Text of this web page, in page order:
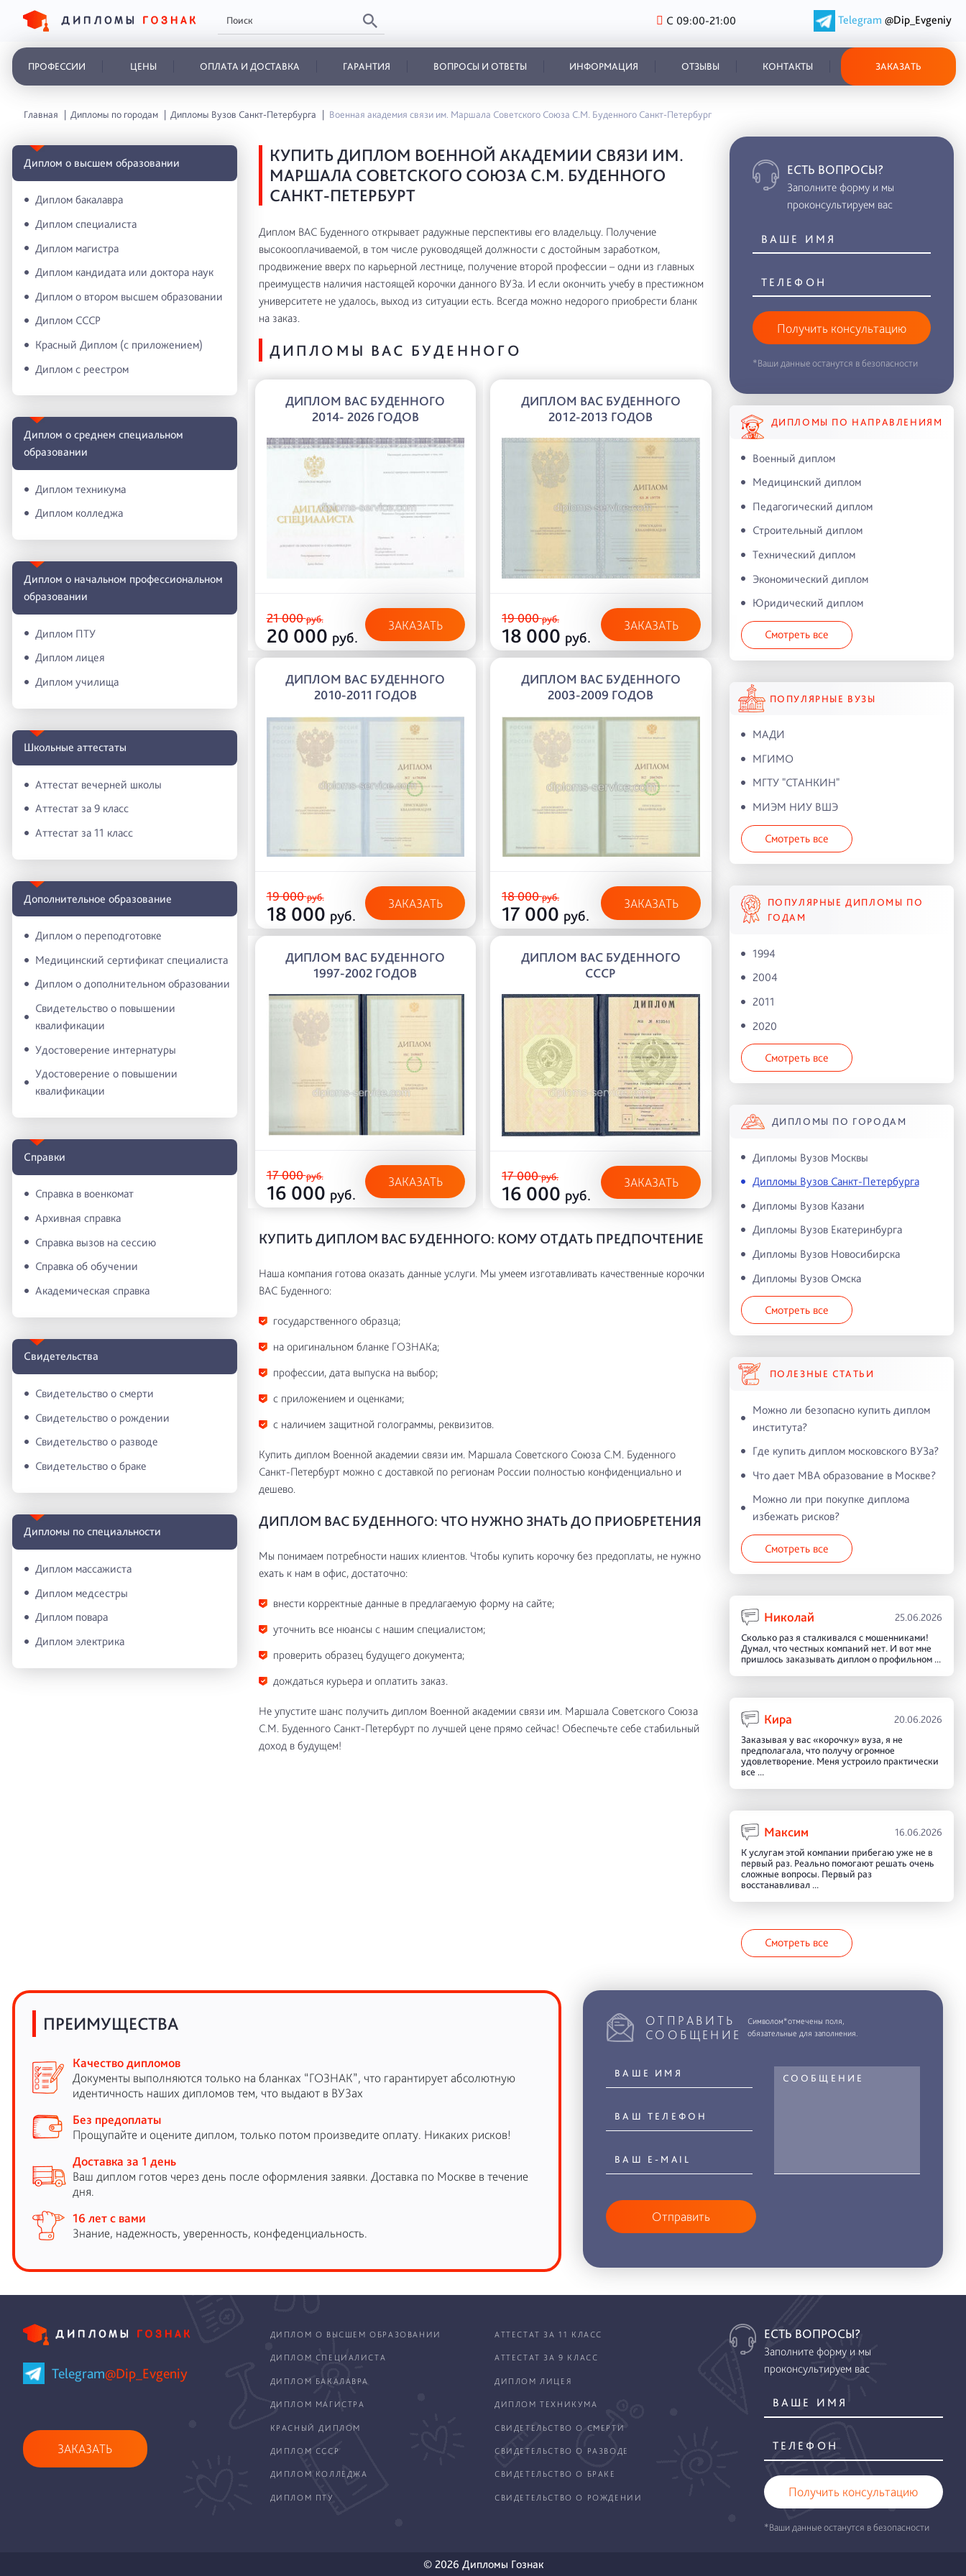
С 09:00-21:00 Telegram @Dip_Evgeniy
ПРОФЕССИИ ЦЕНЫ ОПЛАТА И ДОСТАВКА ГАРАНТИЯ ВОПРОСЫ И ОТВЕТЫ ИНФОРМАЦИЯ ОТЗЫВЫ КОНТАКТЫ ЗАКАЗАТЬ
Главная Дипломы по городам Дипломы Вузов Санкт-Петербурга Военная академия связи им. Маршала Советского Союза С.М. Буденного Санкт-Петербург
Диплом о высшем образовании
Диплом бакалавра
Диплом специалиста
Диплом магистра
Диплом кандидата или доктора наук
Диплом о втором высшем образовании
Диплом СССР
Красный Диплом (с приложением)
Диплом с реестром
Диплом о среднем специальном
образовании
Диплом техникума
Диплом колледжа
Диплом о начальном профессиональном
oбразовании
Диплом ПТУ
Диплом лицея
Диплом училища
Школьные аттестаты
Аттестат вечерней школы
Аттестат за 9 класс
Аттестат за 11 класс
Дополнительное образование
Диплом о переподготовке
Медицинский сертификат специалиста
Диплом о дополнительном образовании
Свидетельство о повышении
квалификации
Удостоверение интернатуры
Удостоверение о повышении
квалификации
Справки
Справка в военкомат
Архивная справка
Справка вызов на сессию
Справка об обучении
Академическая справка
Свидетельства
Свидетельство о смерти
Свидетельство о рождении
Свидетельство о разводе
Свидетельство о браке
Дипломы по специальности
Диплом массажиста
Диплом медсестры
Диплом повара
Диплом электрика
КУПИТЬ ДИПЛОМ ВОЕННОЙ АКАДЕМИИ СВЯЗИ ИМ.
МАРШАЛА СОВЕТСКОГО СОЮЗА С.М. БУДЕННОГО
САНКТ-ПЕТЕРБУРТ
Диплом ВАС Буденного открывает радужные перспективы его владельцу. Получение
высокооплачиваемой, в том числе руководящей должности с достойным заработком,
продвижение вверх по карьерной лестнице, получение второй профессии – одни из главных
преимуществ наличия настоящей корочки данного ВУЗа. И если окончить учебу в престижном
университете не удалось, выход из ситуации есть. Всегда можно недорого приобрести бланк
на заказ.
ДИПЛОМЫ ВАС БУДЕННОГО
ДИПЛОМ ВАС БУДЕННОГО
2014- 2026 ГОДОВ
21 000руб.
20 000 руб.
ЗАКАЗАТЬ
ДИПЛОМ ВАС БУДЕННОГО
2012-2013 ГОДОВ
19 000руб.
18 000 руб.
ЗАКАЗАТЬ
ДИПЛОМ ВАС БУДЕННОГО
2010-2011 ГОДОВ
19 000руб.
18 000 руб.
ЗАКАЗАТЬ
ДИПЛОМ ВАС БУДЕННОГО
2003-2009 ГОДОВ
18 000руб.
17 000 руб.
ЗАКАЗАТЬ
ДИПЛОМ ВАС БУДЕННОГО
1997-2002 ГОДОВ
17 000руб.
16 000 руб.
ЗАКАЗАТЬ
ДИПЛОМ ВАС БУДЕННОГО
СССР
17 000руб.
16 000 руб.
ЗАКАЗАТЬ
КУПИТЬ ДИПЛОМ ВАС БУДЕННОГО: КОМУ ОТДАТЬ ПРЕДПОЧТЕНИЕ
Наша компания готова оказать данные услуги. Мы умеем изготавливать качественные корочки
ВАС Буденного:
государственного образца;
на оригинальном бланке ГОЗНАКа;
профессии, дата выпуска на выбор;
с приложением и оценками;
с наличием защитной голограммы, реквизитов.
Купить диплом Военной академии связи им. Маршала Советского Союза С.М. Буденного
Санкт-Петербурт можно с доставкой по регионам России полностью конфиденциально и
дешево.
ДИПЛОМ ВАС БУДЕННОГО: ЧТО НУЖНО ЗНАТЬ ДО ПРИОБРЕТЕНИЯ
Мы понимаем потребности наших клиентов. Чтобы купить корочку без предоплаты, не нужно
ехать к нам в офис, достаточно:
внести корректные данные в предлагаемую форму на сайте;
уточнить все нюансы с нашим специалистом;
проверить образец будущего документа;
дождаться курьера и оплатить заказ.
Не упустите шанс получить диплом Военной академии связи им. Маршала Советского Союза
С.М. Буденного Санкт-Петербурт по лучшей цене прямо сейчас! Обеспечьте себе стабильный
доход в будущем!
ЕСТЬ ВОПРОСЫ?
Заполните форму и мы
проконсультируем вас
Получить консультацию
*Ваши данные останутся в безопасности
ДИПЛОМЫ ПО НАПРАВЛЕНИЯМ
Военный диплом
Медицинский диплом
Педагогический диплом
Строительный диплом
Технический диплом
Экономический диплом
Юридический диплом
Смотреть все
ПОПУЛЯРНЫЕ ВУЗЫ
МАДИ
МГИМО
МГТУ "СТАНКИН"
МИЭМ НИУ ВШЭ
Смотреть все
ПОПУЛЯРНЫЕ ДИПЛОМЫ ПО
ГОДАМ
1994
2004
2011
2020
Смотреть все
ДИПЛОМЫ ПО ГОРОДАМ
Дипломы Вузов Москвы
Дипломы Вузов Санкт-Петербурга
Дипломы Вузов Казани
Дипломы Вузов Екатеринбурга
Дипломы Вузов Новосибирска
Дипломы Вузов Омска
Смотреть все
ПОЛЕЗНЫЕ СТАТЬИ
Можно ли безопасно купить диплом
института?
Где купить диплом московского ВУЗа?
Что дает MBA образование в Москве?
Можно ли при покупке диплома
избежать рисков?
Смотреть все
Николай 25.06.2026
Сколько раз я сталкивался с мошенниками!
Думал, что честных компаний нет. И вот мне
пришлось заказывать диплом о профильном ...
Кира 20.06.2026
Заказывая у вас «корочку» вуза, я не
предполагала, что получу огромное
удовлетворение. Меня устроило практически
все ...
Максим 16.06.2026
К услугам этой компании прибегаю уже не в
первый раз. Реально помогают решать очень
сложные вопросы. Первый раз
восстанавливал ...
Смотреть все
ПРЕИМУЩЕСТВА
Качество дипломов
Документы выполняются только на бланках “ГОЗНАК”, что гарантирует абсолютную
идентичность наших дипломов тем, что выдают в ВУЗах
Без предоплаты
Прощупайте и оцените диплом, только потом произведите оплату. Никаких рисков!
Доставка за 1 день
Ваш диплом готов через день после оформления заявки. Доставка по Москве в течение
дня.
16 лет с вами
Знание, надежность, уверенность, конфеденциальность.
ОТПРАВИТЬ
СООБЩЕНИЕ
Символом*отмечены поля,
обязательные для заполнения.
Отправить
Telegram@Dip_Evgeniy
ЗАКАЗАТЬ
ДИПЛОМ О ВЫСШЕМ ОБРАЗОВАНИИ АТТЕСТАТ ЗА 11 КЛАСС
ДИПЛОМ СПЕЦИАЛИСТА АТТЕСТАТ ЗА 9 КЛАСС
ДИПЛОМ БАКАЛАВРА ДИПЛОМ ЛИЦЕЯ
ДИПЛОМ МАГИСТРА ДИПЛОМ ТЕХНИКУМА
КРАСНЫЙ ДИПЛОМ СВИДЕТЕЛЬСТВО О СМЕРТИ
ДИПЛОМ СССР СВИДЕТЕЛЬСТВО О РАЗВОДЕ
ДИПЛОМ КОЛЛЕДЖА СВИДЕТЕЛЬСТВО О БРАКЕ
ДИПЛОМ ПТУ СВИДЕТЕЛЬСТВО О РОЖДЕНИИ
ЕСТЬ ВОПРОСЫ?
Заполните форму и мы
проконсультируем вас
Получить консультацию
*Ваши данные останутся в безопасности
© 2026 Дипломы Гознак